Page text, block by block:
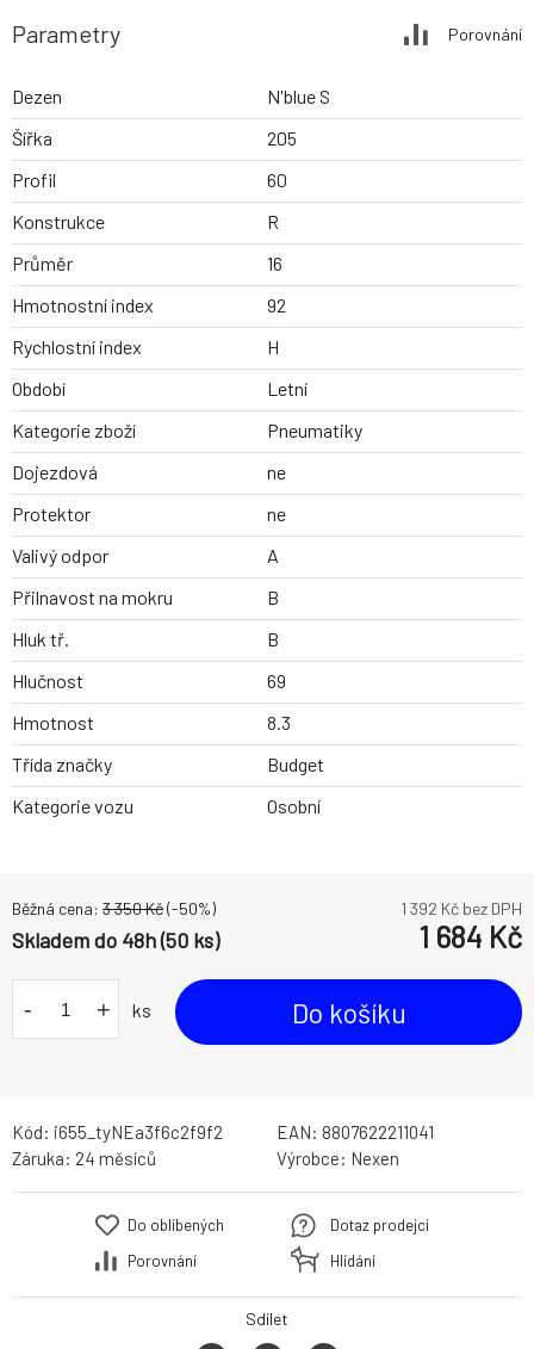
Parametry Porovnání
Dezen
N'blue S
Šířka
205
Profil
60
Konstrukce
R
Průměr
16
Hmotnostní index
92
Rychlostní index
H
Období
Letní
Kategorie zboží
Pneumatiky
Dojezdová
ne
Protektor
ne
Valivý odpor
A
Přilnavost na mokru
B
Hluk tř.
B
Hlučnost
69
Hmotnost
8.3
Třída značky
Budget
Kategorie vozu
Osobní
Běžná cena: 3 350Kč(-50%) 1 392 Kč bez DPH
Skladem do 48h (50 ks) 1 684 Kč
- + ks Do košíku
Kód: i655_tyNEa3f6c2f9f2 EAN: 8807622211041
Záruka: 24 měsíců Výrobce: Nexen
Do oblíbených
Porovnání
Dotaz prodejci
Hlídání
Sdílet